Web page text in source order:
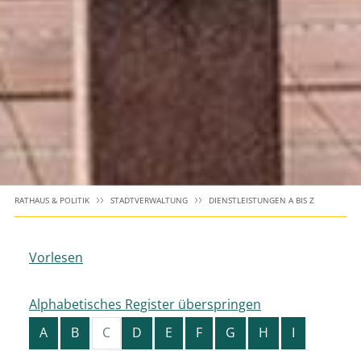
RATHAUS & POLITIK STADTVERWALTUNG DIENSTLEISTUNGEN A BIS Z
Vorlesen
Alphabetisches Register überspringen
A
B C D E F G H
I